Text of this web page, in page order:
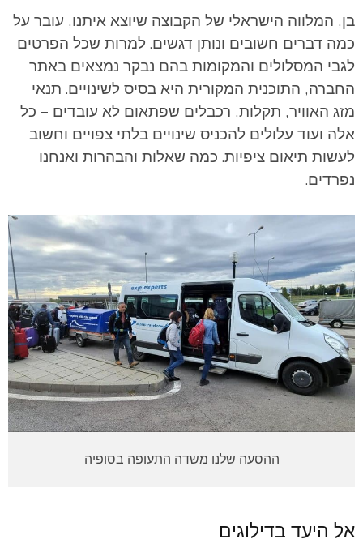
בן, המלווה הישראלי של הקבוצה שיוצא איתנו, עובר על
כמה דברים חשובים ונותן דגשים. למרות שכל הפרטים
לגבי המסלולים והמקומות בהם נבקר נמצאים באתר
החברה, התוכנית המקורית היא בסיס לשינויים. תנאי
מזג האוויר, תקלות, רכבלים שפתאום לא עובדים – כל
אלה ועוד עלולים להכניס שינויים בלתי צפויים וחשוב
לעשות תיאום ציפיות. כמה שאלות והבהרות ואנחנו
נפרדים.
ההסעה שלנו משדה התעופה בסופיה
אל היעד בדילוגים